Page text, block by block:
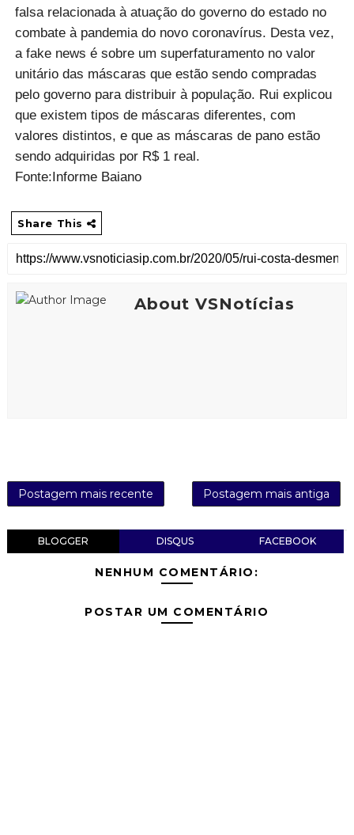
falsa relacionada à atuação do governo do estado no
combate à pandemia do novo coronavírus. Desta vez,
a fake news é sobre um superfaturamento no valor
unitário das máscaras que estão sendo compradas
pelo governo para distribuir à população. Rui explicou
que existem tipos de máscaras diferentes, com
valores distintos, e que as máscaras de pano estão
sendo adquiridas por R$ 1 real.
Fonte:Informe Baiano
Share This
About VSNotícias
Postagem mais recente Postagem mais antiga
BLOGGER DISQUS FACEBOOK
NENHUM COMENTÁRIO:
POSTAR UM COMENTÁRIO